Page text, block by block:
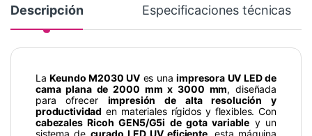
Descripción Especificaciones técnicas
LaKeundo M2030 UVes unaimpresora UV LED de
cama plana de 2000 mm x 3000 mm, diseñada
para ofrecer impresión de alta resolución y
productividad en materiales rígidos y flexibles. Con
cabezales Ricoh GEN5/G5i de gota variable y un